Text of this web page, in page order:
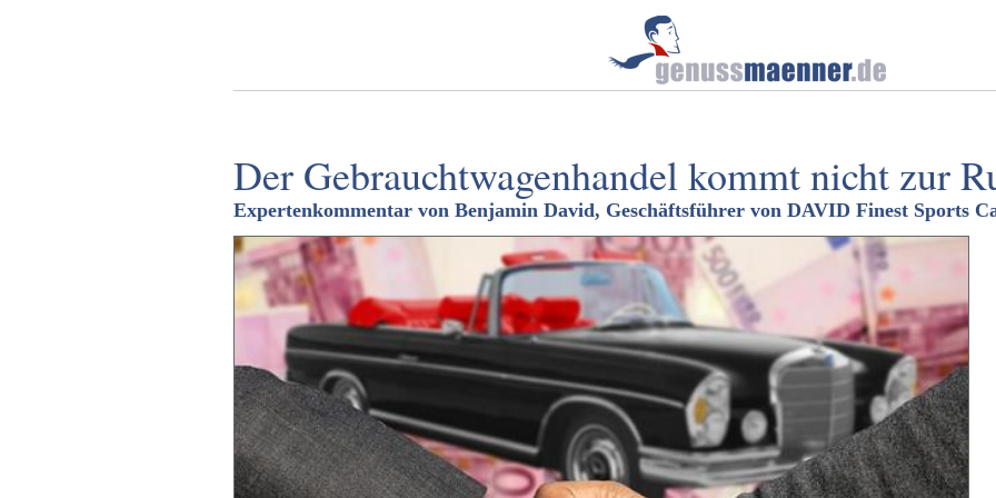
Der Gebrauchtwagenhandel kommt nicht zur
Expertenkommentar von Benjamin David, Geschäftsführer von DAVID Finest Sports